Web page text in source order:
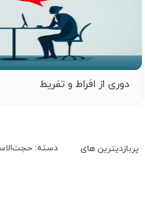
دوری از افراط و تفریط
پربازدیترین های دسته: